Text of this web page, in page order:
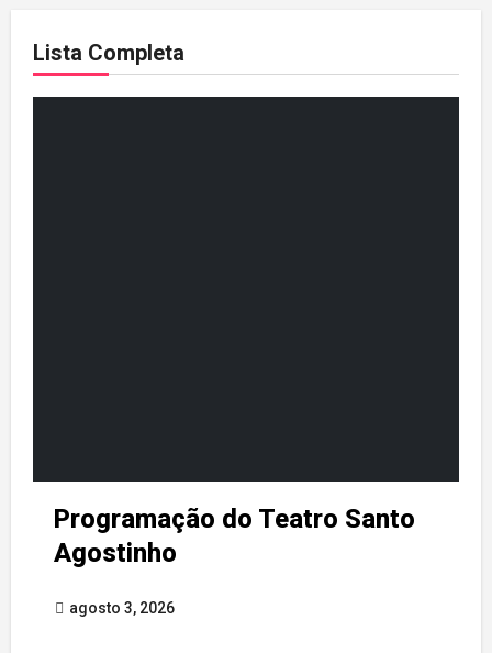
Lista Completa
Programação do Teatro Santo
Agostinho
agosto 3, 2026